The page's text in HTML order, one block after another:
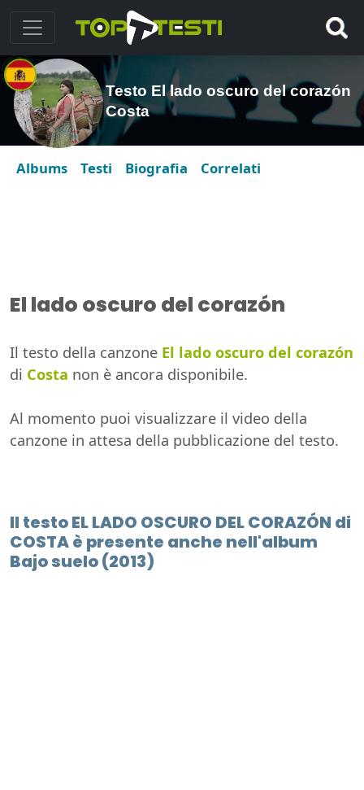
Testo El lado oscuro del corazón
Costa
Albums Testi Biografia Correlati
El lado oscuro del corazón
Il testo della canzone El lado oscuro del corazón
di Costa non è ancora disponibile.
Al momento puoi visualizzare il video della
canzone in attesa della pubblicazione del testo.
Il testo EL LADO OSCURO DEL CORAZÓN di
COSTA è presente anche nell'album
Bajo suelo (2013)